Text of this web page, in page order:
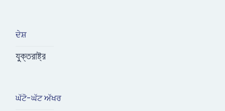
ਦੇਸ਼
যুক্তরাষ্ট্র
ਘੱਟੋ-ਘੱਟ ਅੱਖਰ